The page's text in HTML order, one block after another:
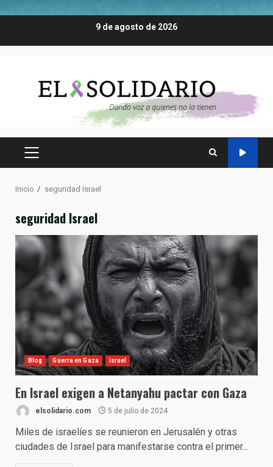
9 de agosto de 2026
MENÚ
Inicio seguridad Israel
seguridad Israel
Blog Guerra en Gaza Israel
En Israel exigen a Netanyahu pactar con Gaza
elsolidario.com 5 de julio de 2024
Miles de israelíes se reunieron en Jerusalén y otras
ciudades de Israel para manifestarse contra el primer...